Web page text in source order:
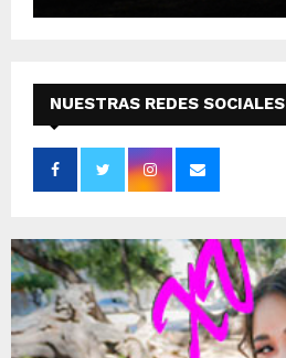
NUESTRAS REDES SOCIALES